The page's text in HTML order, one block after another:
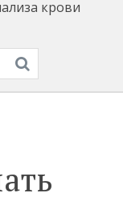
крови